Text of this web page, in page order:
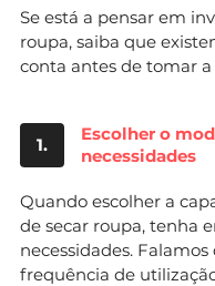
Se está a pensar em
roupa, saiba que
conta antes de tomar a
1.
Escolher o
necessidades
Quando escolher a
de secar roupa, tenha
necessidades.
frequência de